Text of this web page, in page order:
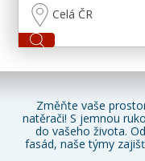
Celá ČR
Změňte vaše
natěrači! S jemnou
do vašeho života.
fasád, naše týmy